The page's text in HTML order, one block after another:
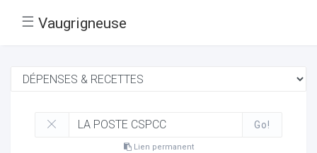
☰ Vaugrigneuse
Go!
Lien permanent